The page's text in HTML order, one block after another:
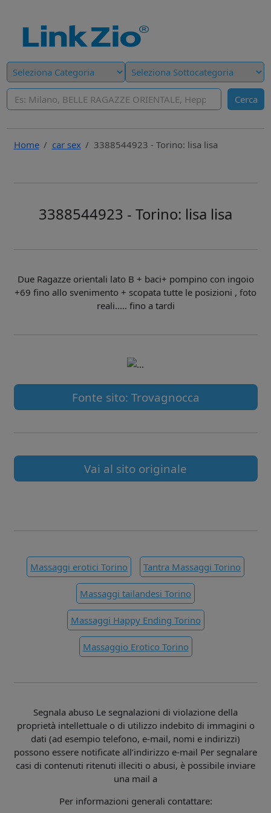
Cerca
Home car sex 3388544923 - Torino: lisa lisa
3388544923 - Torino: lisa lisa
Due Ragazze orientali lato B + baci+ pompino con ingoio
+69 fino allo svenimento + scopata tutte le posizioni , foto
reali..... fino a tardi
Fonte sito: Trovagnocca
Vai al sito originale
Massaggi erotici Torino Tantra Massaggi Torino
Massaggi tailandesi Torino
Massaggi Happy Ending Torino
Massaggio Erotico Torino
Segnala abuso Le segnalazioni di violazione della
proprietà intellettuale o di utilizzo indebito di immagini o
dati (ad esempio telefono, e-mail, nomi e indirizzi)
possono essere notificate all’indirizzo e-mail Per segnalare
casi di contenuti ritenuti illeciti o abusi, è possibile inviare
una mail a
Per informazioni generali contattare: